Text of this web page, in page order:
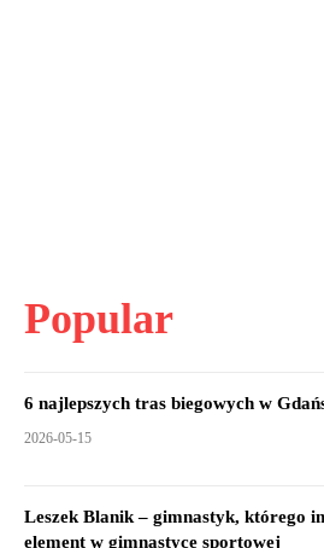
Popular
6 najlepszych tras biegowych w
2026-05-15
Leszek Blanik – gimnastyk, którego
element w gimnastyce sportowej